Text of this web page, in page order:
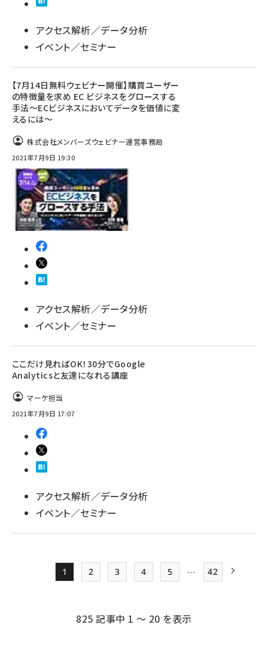
アクセス解析／データ分析
イベント／セミナー
【7月14日無料ウェビナー開催】購買ユーザー
の特徴量を求め EC ビジネスをグロースする
手法〜ECビジネスにおいてデータを価値に変
えるには～
株式会社メンバーズウェビナー運営事務局
2021年7月9日 19:30
アクセス解析／データ分析
イベント／セミナー
ここだけ見ればOK！30分でGoogle
Analyticsと友達になれる講座
マーケ担当
2021年7月9日 17:07
アクセス解析／データ分析
イベント／セミナー
ジ
Page
1
Page
2
Page
3
Page
4
Page
5 …
最終ページ
42
825 記事中 1 ～ 20 を表示